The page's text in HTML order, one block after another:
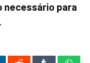
necessário para